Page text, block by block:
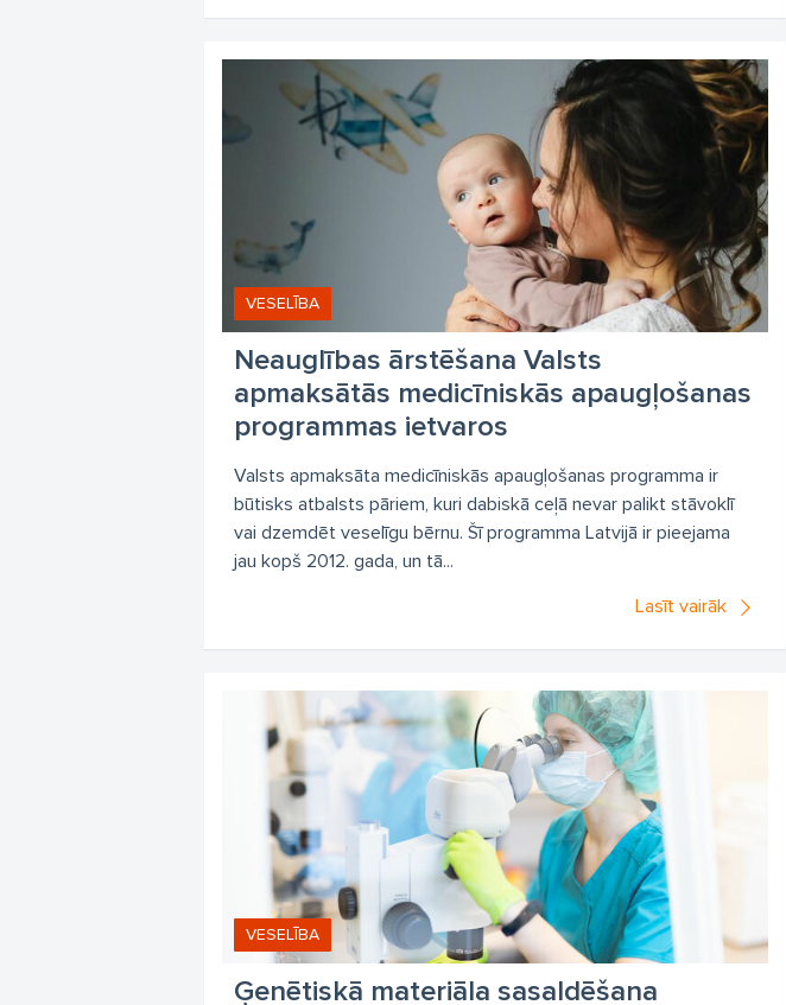
Neauglības ārstēšana Valsts
apmaksātās medicīniskās apaugļošanas
programmas ietvaros
VESELĪBA
Valsts apmaksāta medicīniskās apaugļošanas programma ir
būtisks atbalsts pāriem, kuri dabiskā ceļā nevar palikt stāvoklī
vai dzemdēt veselīgu bērnu. Šī programma Latvijā ir pieejama
jau kopš 2012. gada, un tā...
Lasīt vairāk
Ģenētiskā materiāla sasaldēšana
VESELĪBA